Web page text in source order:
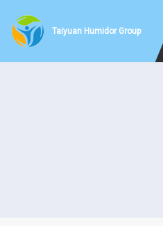
Taiyuan Humidor Group